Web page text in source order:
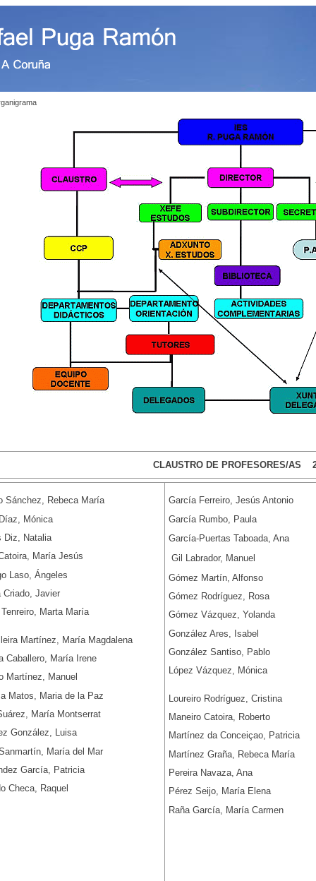
CLAUSTRO DE PROFESORES/AS
Sánchez, Rebeca María
Mónica
Diz, Natalia
María Jesús
Laso, Ángeles
Criado, Javier
Marta María
Martínez, María Magdalena
Caballero, María Irene
Martínez, Manuel
Matos, Maria de la Paz
María Montserrat
González, Luisa
María del Mar
García, Patricia
Checa, Raquel
García Ferreiro, Jesús Antonio
García Rumbo, Paula
García-Puertas Taboada, Ana
Gil Labrador, Manuel
Gómez Martín, Alfonso
Gómez Rodríguez, Rosa
Gómez Vázquez, Yolanda
González Ares, Isabel
González Santiso, Pablo
López Vázquez, Mónica
Loureiro Rodríguez, Cristina
Maneiro Catoira, Roberto
Martínez da Conceiçao, Patricia
Martínez Graña, Rebeca María
Pereira Navaza, Ana
Pérez Seijo, María Elena
Raña García, María Carmen